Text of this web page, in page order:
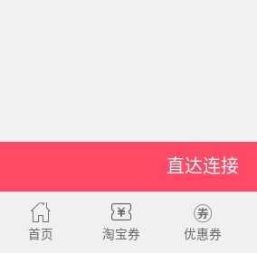
直达连接
首页 淘宝券 优惠券